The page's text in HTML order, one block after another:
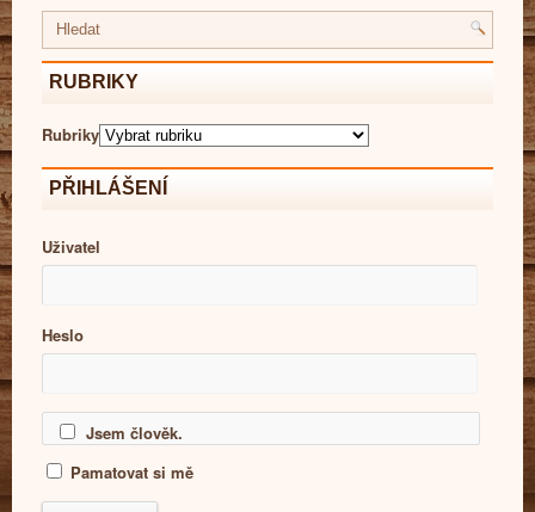
RUBRIKY
Rubriky
PŘIHLÁŠENÍ
Uživatel
Heslo
Jsem člověk.
Pamatovat si mě